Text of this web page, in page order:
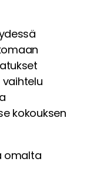
kokouksen
omalta